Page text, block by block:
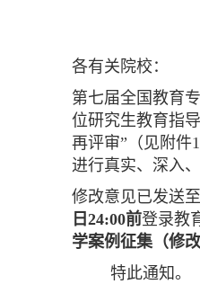
各有关院校：
第七届全国教育
位研究生教育指
再评审”（见附件
进行真实、深入
修改意见已发送
日24:00前登录教
学案例征集（修
特此通知。